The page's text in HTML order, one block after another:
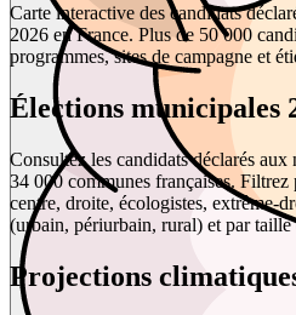
Carte interactive des candidats
2026 en France. Plus de 50 000
programmes, sites de campagne et
Élections municipales
Consultez les candidats déclarés
34 000 communes françaises.
centre, droite, écologistes, extrême-
(urbain, périurbain, rural) et par taille
Projections